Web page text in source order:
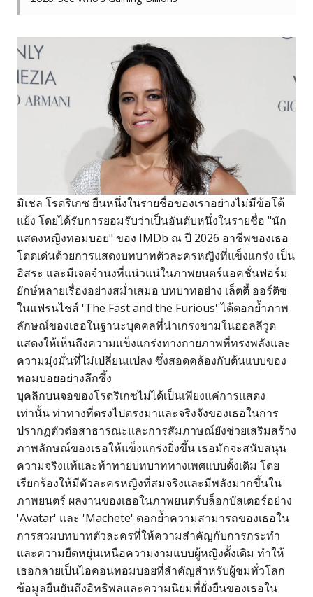
มิเชล โรดริเกซ ยืนหนึ่งในรายชื่อของเราอย่างไม่มีข้อโต้
แย้ง โดยได้รับการยอมรับว่าเป็นอันดับหนึ่งในรายชื่อ "นัก
แสดงหญิงทอมบอย" ของ IMDb ณ ปี 2026 อาชีพของเธอ
โดดเด่นด้วยการแสดงบทบาทตัวละครหญิงที่แข็งแกร่ง เป็น
อิสระ และมีเจตจำนงที่แน่วแน่ในภาพยนตร์แอคชั่นฟอร์ม
ยักษ์หลายเรื่องอย่างสม่ำเสมอ บทบาทอย่าง เล็ตตี้ ออร์ติซ
ในแฟรนไชส์ 'The Fast and the Furious' ได้ตอกย้ำภาพ
ลักษณ์ของเธอในฐานะบุคคลที่น่าเกรงขามในฮอลลีวูด
แสดงให้เห็นถึงความแข็งแกร่งทางกายภาพที่ทรงพลังและ
ความมุ่งมั่นที่ไม่เปลี่ยนแปลง ซึ่งสอดคล้องกับต้นแบบของ
ทอมบอยอย่างลึกซึ้ง
บุคลิกบนจอของโรดริเกซไม่ได้เป็นเพียงแค่การแสดง
เท่านั้น ท่าทางที่ตรงไปตรงมาและจริงจังของเธอในการ
ปรากฏตัวต่อสาธารณะและการสัมภาษณ์ยังช่วยเสริมสร้าง
ภาพลักษณ์ของเธอให้แข็งแกร่งยิ่งขึ้น เธอมักจะสนับสนุน
ความจริงแท้และท้าทายบทบาททางเพศแบบดั้งเดิม โดย
เรียกร้องให้มีตัวละครหญิงที่สมจริงและมีพลังมากขึ้นใน
ภาพยนตร์ ผลงานของเธอในภาพยนตร์บล็อกบัสเตอร์อย่าง
'Avatar' และ 'Machete' ตอกย้ำความสามารถของเธอใน
การสวมบทบาทตัวละครที่ให้ความสำคัญกับการกระทำ
และความยืดหยุ่นเหนือความงามแบบผู้หญิงดั้งเดิม ทำให้
เธอกลายเป็นไอคอนทอมบอยที่สำคัญสำหรับผู้ชมทั่วโลก
ข้อมูลยืนยันถึงอิทธิพลและความนิยมที่ยั่งยืนของเธอใน